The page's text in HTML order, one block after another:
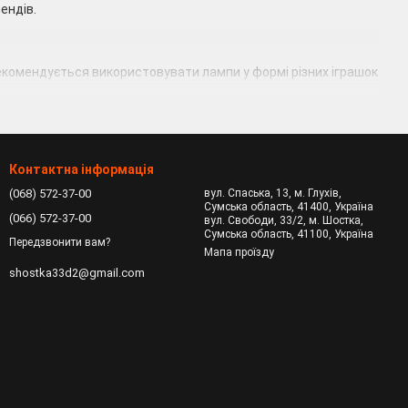
використовувати лампи у формі різних іграшок
ідеальним варіантом стануть м'які світильники в
Всередині такої іграшки каганця встановлені
засвічуються від звуку, в автоматичному режимі.
Забарвлення тут найчастіше м'які, пастельні або класичні,
Але це не єдина їх перевага. Д інших особливостей і
Контактна інформація
(068) 572-37-00
(066) 572-37-00
Передзвонити вам?
shostka33d2@gmail.com
вул. Спаська, 13, м. Глухів,
Сумська область, 41400, Україна
вул. Свободи, 33/2, м. Шостка,
Сумська область, 41100, Україна
Мапа проїзду